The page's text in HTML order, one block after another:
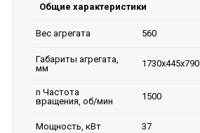
Общие характеристики
Вес агрегата 560
Габариты агрегата,
мм
1730х445х790
n Частота
вращения, об/мин
1500
Мощность, кВт 37